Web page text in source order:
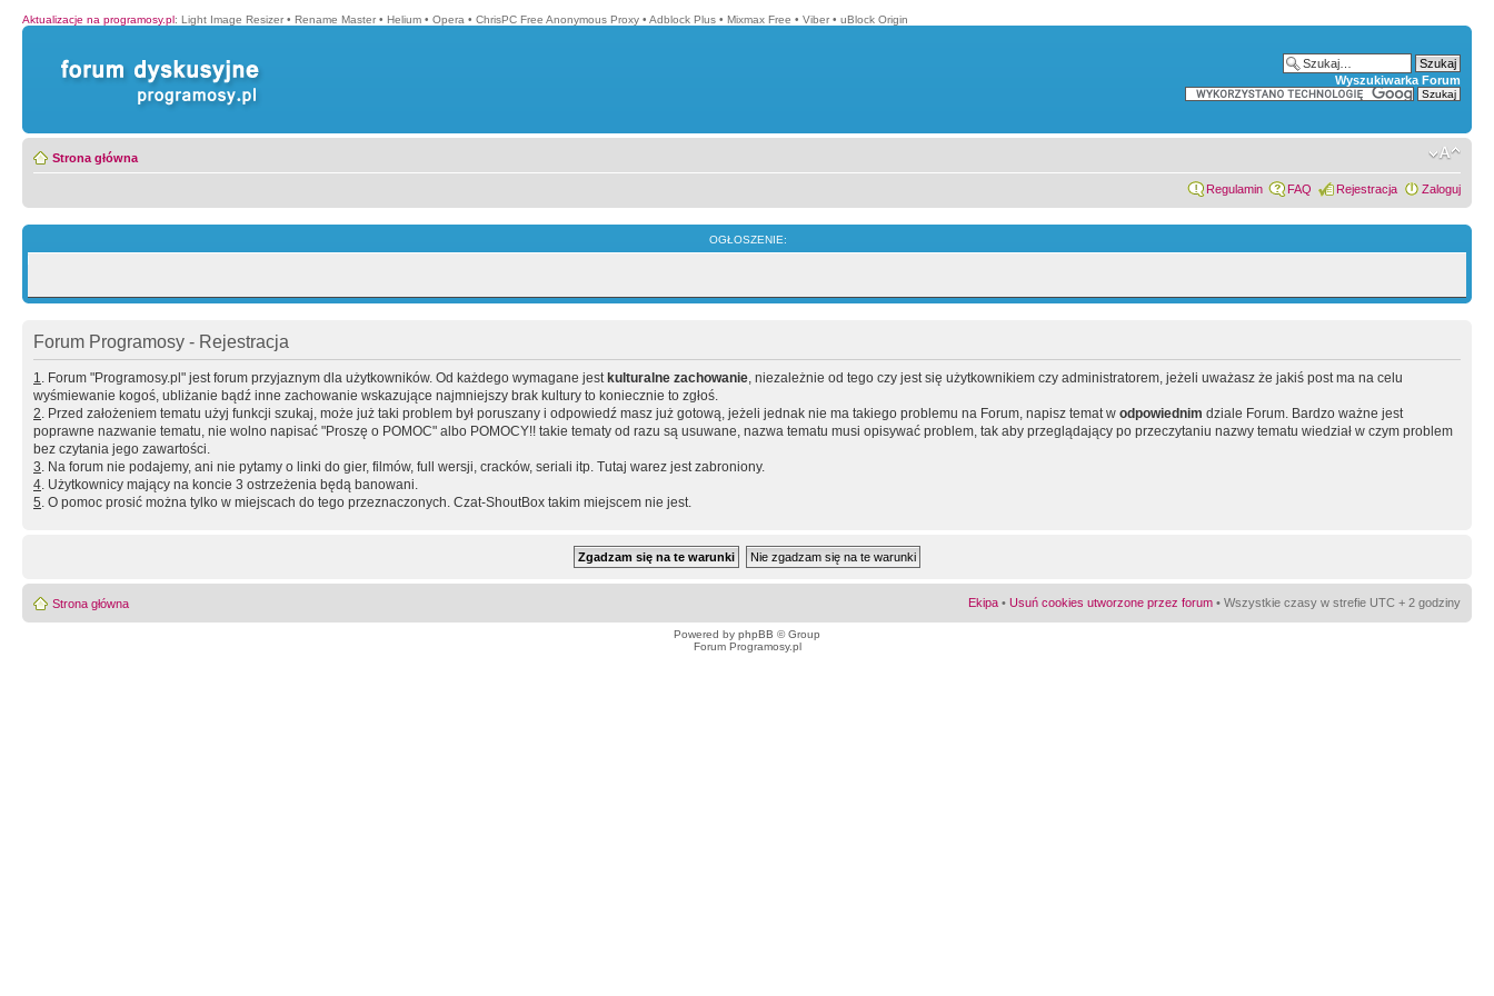
Aktualizacje na programosy.pl: Light Image Resizer • Rename Master • Helium • Opera • ChrisPC Free Anonymous Proxy • Adblock Plus • Mixmax Free • Viber • uBlock Origin
Wyszukiwarka Forum
Strona główna
Regulamin FAQ Rejestracja Zaloguj
OGŁOSZENIE:
Forum Programosy - Rejestracja
1. Forum "Programosy.pl" jest forum przyjaznym dla użytkowników. Od każdego wymagane jest kulturalne zachowanie, niezależnie od tego czy jest się użytkownikiem czy administratorem, jeżeli uważasz że jakiś post ma na celu
wyśmiewanie kogoś, ubliżanie bądź inne zachowanie wskazujące najmniejszy brak kultury to koniecznie to zgłoś.
2. Przed założeniem tematu użyj funkcji szukaj, może już taki problem był poruszany i odpowiedź masz już gotową, jeżeli jednak nie ma takiego problemu na Forum, napisz temat w odpowiednim dziale Forum. Bardzo ważne jest
poprawne nazwanie tematu, nie wolno napisać "Proszę o POMOC" albo POMOCY!! takie tematy od razu są usuwane, nazwa tematu musi opisywać problem, tak aby przeglądający po przeczytaniu nazwy tematu wiedział w czym problem
bez czytania jego zawartości.
3. Na forum nie podajemy, ani nie pytamy o linki do gier, filmów, full wersji, cracków, seriali itp. Tutaj warez jest zabroniony.
4. Użytkownicy mający na koncie 3 ostrzeżenia będą banowani.
5. O pomoc prosić można tylko w miejscach do tego przeznaczonych. Czat-ShoutBox takim miejscem nie jest.
Strona główna Ekipa • Usuń cookies utworzone przez forum • Wszystkie czasy w strefie UTC + 2 godziny
Powered by phpBB © Group
Forum Programosy.pl